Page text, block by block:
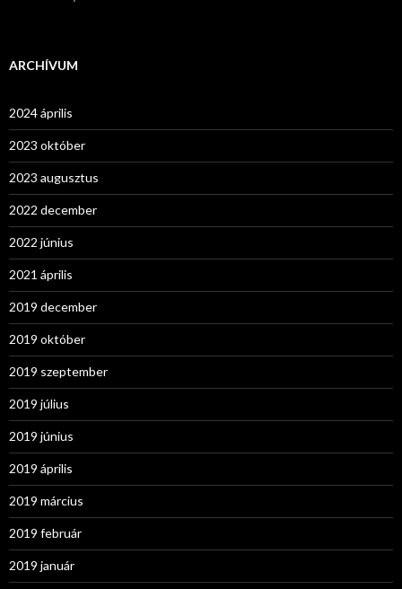
ARCHÍVUM
2024 április
2023 október
2023 augusztus
2022 december
2022 június
2021 április
2019 december
2019 október
2019 szeptember
2019 július
2019 június
2019 április
2019 március
2019 február
2019 január